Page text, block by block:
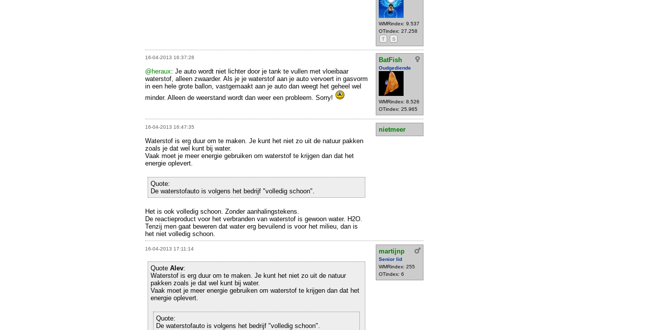
WMRindex: 9.537
OTindex: 27.258
T
S
16-04-2013 16:37:28 BatFish
Oudgediende
WMRindex: 8.526
OTindex: 25.965
@heraux: Je auto wordt niet lichter door je tank te vullen met vloeibaar
waterstof, alleen zwaarder. Als je je waterstof aan je auto vervoert in gasvorm
in een hele grote ballon, vastgemaakt aan je auto dan weegt het geheel wel
minder. Alleen de weerstand wordt dan weer een probleem. Sorry!
16-04-2013 16:47:35
nietmeer
Waterstof is erg duur om te maken. Je kunt het niet zo uit de natuur pakken
zoals je dat wel kunt bij water.
Vaak moet je meer energie gebruiken om waterstof te krijgen dan dat het
energie oplevert.
Quote:
De waterstofauto is volgens het bedrijf "volledig schoon".
Het is ook volledig schoon. Zonder aanhalingstekens.
De reactieproduct voor het verbranden van waterstof is gewoon water. H2O.
Tenzij men gaat beweren dat water erg bevuilend is voor het milieu, dan is
het niet volledig schoon.
16-04-2013 17:11:14 martijnp
Senior lid
WMRindex: 255
OTindex: 6
Quote Alev:
Waterstof is erg duur om te maken. Je kunt het niet zo uit de natuur
pakken zoals je dat wel kunt bij water.
Vaak moet je meer energie gebruiken om waterstof te krijgen dan dat het
energie oplevert.
Quote:
De waterstofauto is volgens het bedrijf "volledig schoon".